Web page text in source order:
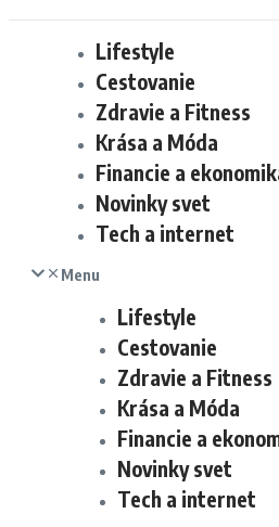
Lifestyle
Cestovanie
Zdravie a Fitness
Krása a Móda
Financie a
Novinky svet
Tech a internet
Menu
Lifestyle
Cestovanie
Zdravie a Fitness
Krása a Móda
Financie a
Novinky svet
Tech a internet